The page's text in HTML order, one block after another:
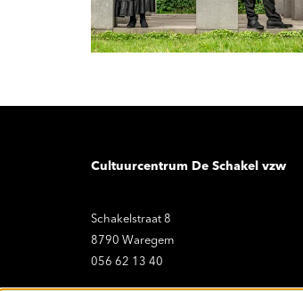
Cultuurcentrum De Schakel vzw
Schakelstraat 8
8790 Waregem
056 62 13 40